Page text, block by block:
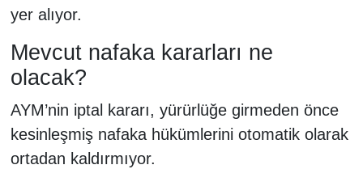
yer alıyor.
Mevcut nafaka kararları ne
olacak?
AYM’nin iptal kararı, yürürlüğe girmeden önce
kesinleşmiş nafaka hükümlerini otomatik olarak
ortadan kaldırmıyor.